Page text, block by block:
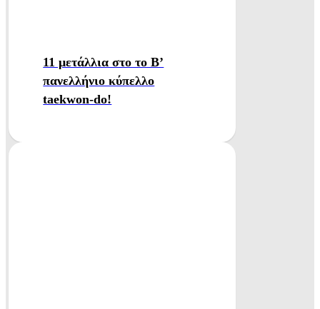
11 μετάλλια στο το Β’
πανελλήνιο κύπελλο
taekwon-do!